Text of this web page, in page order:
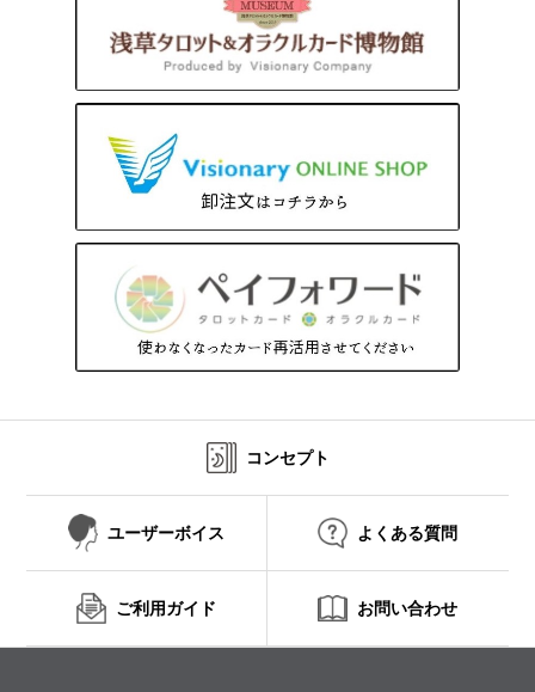
コンセプト
ユーザーボイス よくある質問
ご利用ガイド お問い合わせ